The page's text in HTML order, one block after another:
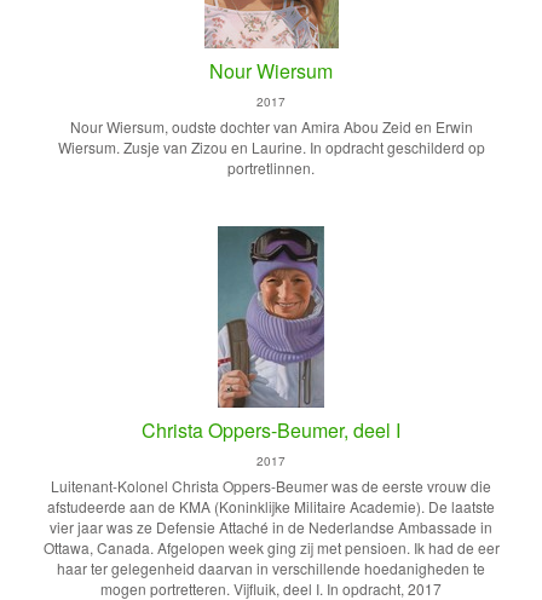
Nour Wiersum
2017
Nour Wiersum, oudste dochter van Amira Abou Zeid en Erwin
Wiersum. Zusje van Zizou en Laurine. In opdracht geschilderd op
portretlinnen.
Christa Oppers-Beumer, deel I
2017
Luitenant-Kolonel Christa Oppers-Beumer was de eerste vrouw die
afstudeerde aan de KMA (Koninklijke Militaire Academie). De laatste
vier jaar was ze Defensie Attaché in de Nederlandse Ambassade in
Ottawa, Canada. Afgelopen week ging zij met pensioen. Ik had de eer
haar ter gelegenheid daarvan in verschillende hoedanigheden te
mogen portretteren. Vijfluik, deel I. In opdracht, 2017